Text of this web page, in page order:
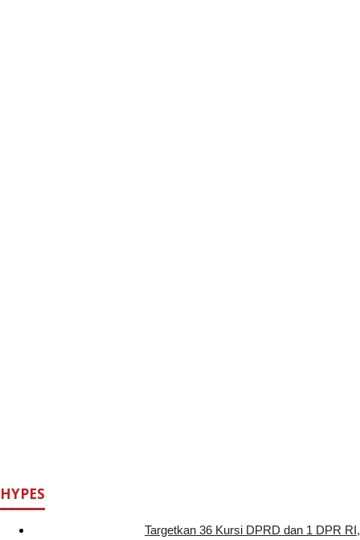
HYPES
Targetkan 36 Kursi DPRD dan 1 DPR RI,